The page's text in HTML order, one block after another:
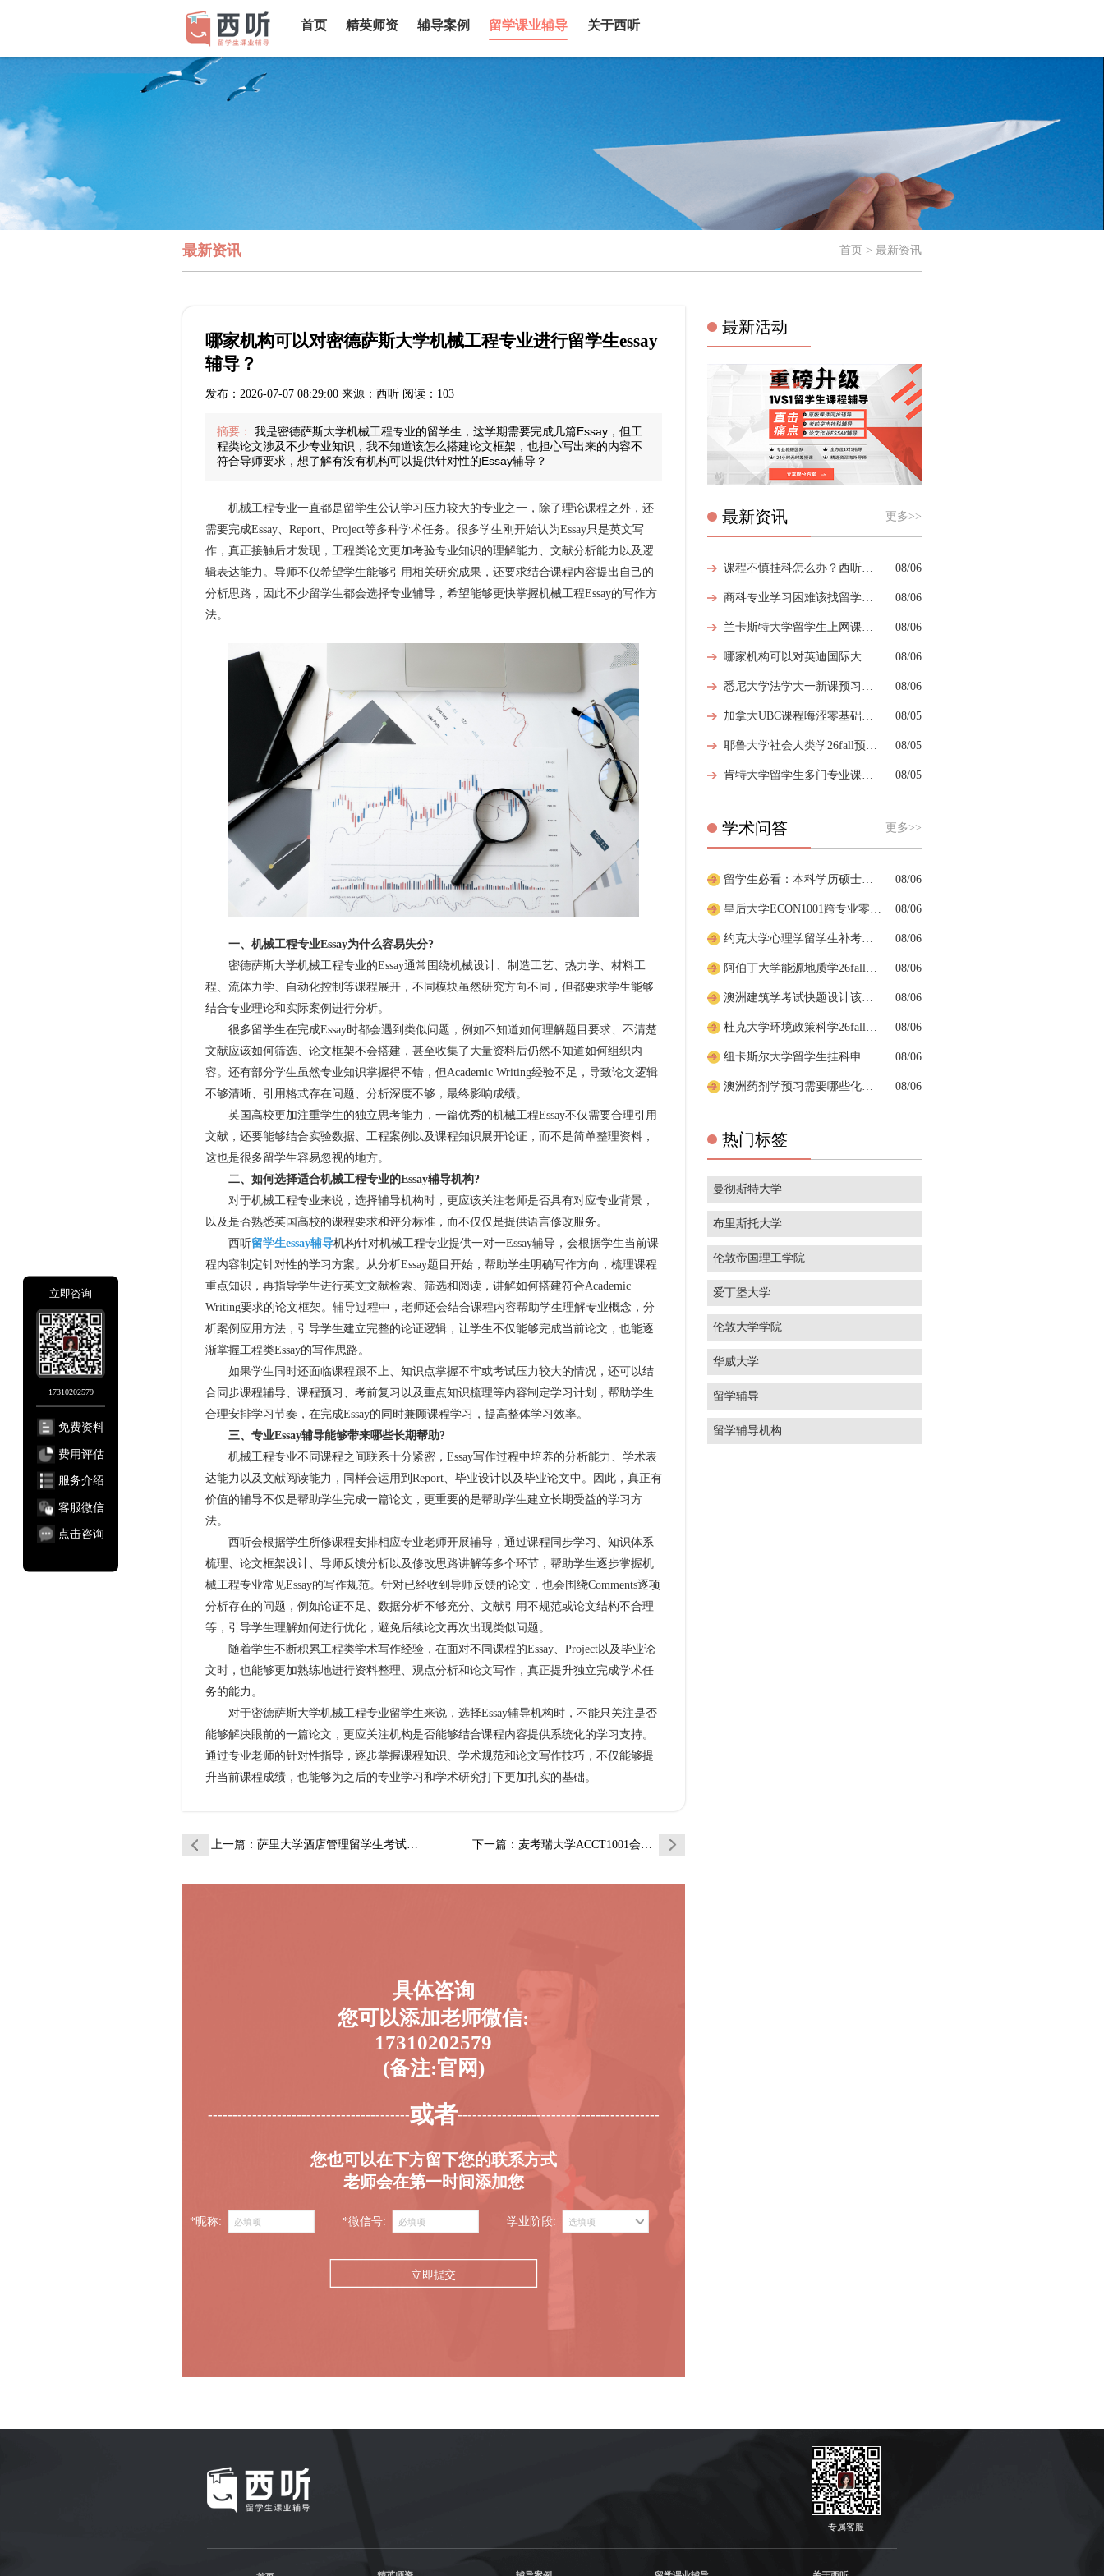
首页 精英师资 辅导案例 留学课业辅导 关于西听
最新资讯 首页 > 最新资讯
哪家机构可以对密德萨斯大学机械工程专业进行留学生essay
辅导？
发布：2026-07-07 08:29:00 来源：西听 阅读：103
摘要：
我是密德萨斯大学机械工程专业的留学生，这学期需要完成几篇Essay，但工
程类论文涉及不少专业知识，我不知道该怎么搭建论文框架，也担心写出来的内容不
符合导师要求，想了解有没有机构可以提供针对性的Essay辅导？
机械工程专业一直都是留学生公认学习压力较大的专业之一，除了理论课程之外，还
需要完成Essay、Report、Project等多种学术任务。很多学生刚开始认为Essay只是英文写
作，真正接触后才发现，工程类论文更加考验专业知识的理解能力、文献分析能力以及逻
辑表达能力。导师不仅希望学生能够引用相关研究成果，还要求结合课程内容提出自己的
分析思路，因此不少留学生都会选择专业辅导，希望能够更快掌握机械工程Essay的写作方
法。
一、机械工程专业Essay为什么容易失分?
密德萨斯大学机械工程专业的Essay通常围绕机械设计、制造工艺、热力学、材料工
程、流体力学、自动化控制等课程展开，不同模块虽然研究方向不同，但都要求学生能够
结合专业理论和实际案例进行分析。
很多留学生在完成Essay时都会遇到类似问题，例如不知道如何理解题目要求、不清楚
文献应该如何筛选、论文框架不会搭建，甚至收集了大量资料后仍然不知道如何组织内
容。还有部分学生虽然专业知识掌握得不错，但Academic Writing经验不足，导致论文逻辑
不够清晰、引用格式存在问题、分析深度不够，最终影响成绩。
英国高校更加注重学生的独立思考能力，一篇优秀的机械工程Essay不仅需要合理引用
文献，还要能够结合实验数据、工程案例以及课程知识展开论证，而不是简单整理资料，
这也是很多留学生容易忽视的地方。
二、如何选择适合机械工程专业的Essay辅导机构?
对于机械工程专业来说，选择辅导机构时，更应该关注老师是否具有对应专业背景，
以及是否熟悉英国高校的课程要求和评分标准，而不仅仅是提供语言修改服务。
西听留学生essay辅导机构针对机械工程专业提供一对一Essay辅导，会根据学生当前课
程内容制定针对性的学习方案。从分析Essay题目开始，帮助学生明确写作方向，梳理课程
重点知识，再指导学生进行英文文献检索、筛选和阅读，讲解如何搭建符合Academic
Writing要求的论文框架。辅导过程中，老师还会结合课程内容帮助学生理解专业概念，分
析案例应用方法，引导学生建立完整的论证逻辑，让学生不仅能够完成当前论文，也能逐
渐掌握工程类Essay的写作思路。
如果学生同时还面临课程跟不上、知识点掌握不牢或考试压力较大的情况，还可以结
合同步课程辅导、课程预习、考前复习以及重点知识梳理等内容制定学习计划，帮助学生
合理安排学习节奏，在完成Essay的同时兼顾课程学习，提高整体学习效率。
三、专业Essay辅导能够带来哪些长期帮助?
机械工程专业不同课程之间联系十分紧密，Essay写作过程中培养的分析能力、学术表
达能力以及文献阅读能力，同样会运用到Report、毕业设计以及毕业论文中。因此，真正有
价值的辅导不仅是帮助学生完成一篇论文，更重要的是帮助学生建立长期受益的学习方
法。
西听会根据学生所修课程安排相应专业老师开展辅导，通过课程同步学习、知识体系
梳理、论文框架设计、导师反馈分析以及修改思路讲解等多个环节，帮助学生逐步掌握机
械工程专业常见Essay的写作规范。针对已经收到导师反馈的论文，也会围绕Comments逐项
分析存在的问题，例如论证不足、数据分析不够充分、文献引用不规范或论文结构不合理
等，引导学生理解如何进行优化，避免后续论文再次出现类似问题。
随着学生不断积累工程类学术写作经验，在面对不同课程的Essay、Project以及毕业论
文时，也能够更加熟练地进行资料整理、观点分析和论文写作，真正提升独立完成学术任
务的能力。
对于密德萨斯大学机械工程专业留学生来说，选择Essay辅导机构时，不能只关注是否
能够解决眼前的一篇论文，更应关注机构是否能够结合课程内容提供系统化的学习支持。
通过专业老师的针对性指导，逐步掌握课程知识、学术规范和论文写作技巧，不仅能够提
升当前课程成绩，也能够为之后的专业学习和学术研究打下更加扎实的基础。
上一篇：萨里大学酒店管理留学生考试辅导有真题逐题… 下一篇 ：麦考瑞大学ACCT1001会计分录练习题…
具体咨询
您可以添加老师微信:
17310202579
(备注:官网)
-----------------------------------------或者-----------------------------------------
您也可以在下方留下您的联系方式
老师会在第一时间添加您
*昵称: *微信号: 学业阶段:
立即提交
最新活动
最新资讯 更多>>
08/06
08/06
08/06
08/06
08/06
08/05
08/05
08/05
学术问答 更多>>
08/06
08/06
08/06
08/06
08/06
08/06
08/06
08/06
热门标签
曼彻斯特大学
布里斯托大学
伦敦帝国理工学院
爱丁堡大学
伦敦大学学院
华威大学
留学辅导
留学辅导机构
专属客服
立即咨询
17310202579
免费资料
费用评估
服务介绍
客服微信
点击咨询